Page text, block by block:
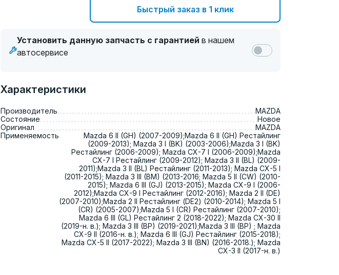
Быстрый заказ в 1 клик
Установить данную запчасть с гарантией в нашем
автосервисе
Характеристики
Производитель
MAZDA
Состояние
Новое
Оригинал
MAZDA
Применяемость
Mazda 6 II (GH) (2007-2009);Mazda 6 II (GH) Рестайлинг
(2009-2013); Mazda 3 I (BK) (2003-2006);Mazda 3 I (BK)
Рестайлинг (2006-2009); Mazda CX-7 I (2006-2009);Mazda
CX-7 I Рестайлинг (2009-2012); Mazda 3 II (BL) (2009-
2011);Mazda 3 II (BL) Рестайлинг (2011-2013); Mazda CX-5 I
(2011-2015); Mazda 3 III (BM) (2013-2016; Mazda 5 II (CW) (2010-
2015); Mazda 6 III (GJ) (2013-2015); Mazda CX-9 I (2006-
2012);Mazda CX-9 I Рестайлинг (2012-2016); Mazda 2 II (DE)
(2007-2010);Mazda 2 II Рестайлинг (DE2) (2010-2014); Mazda 5 I
(CR) (2005-2007);Mazda 5 I (CR) Рестайлинг (2007-2010);
Mazda 6 III (GL) Рестайлинг 2 (2018-2022); Mazda CX-30 II
(2019-н. в.); Mazda 3 III (BP) (2019-2021);Mazda 3 III (BP) ; Mazda
CX-9 II (2016-н. в.); Mazda 6 III (GJ) Рестайлинг (2015-2018);
Mazda CX-5 II (2017-2022); Mazda 3 III (BN) (2016-2018.); Mazda
CX-3 II (2017-н. в.)